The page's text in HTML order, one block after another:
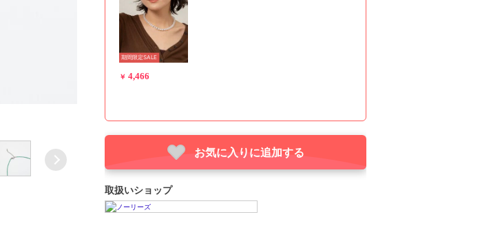
期間限定SALE
￥ 4,466
お気に入りに追加する
取扱いショップ